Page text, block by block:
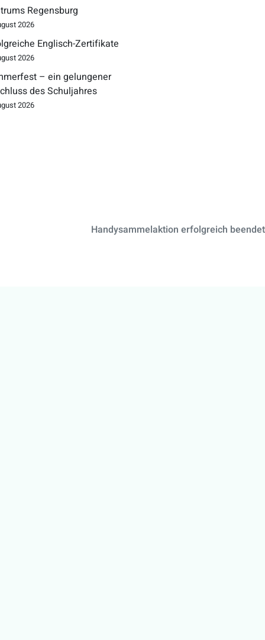
Regensburg
2026
Englisch-Zertifikate
2026
– ein gelungener
des Schuljahres
2026
Handysammelaktion erfolgreich beendet